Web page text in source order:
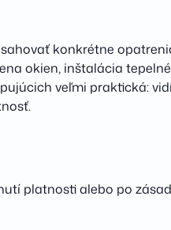
konkrétne
okien, inštalácia
veľmi praktická:
platnosti alebo po